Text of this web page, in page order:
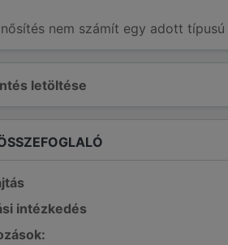
letöltése
nem számít egy adott típusú
intézkedés